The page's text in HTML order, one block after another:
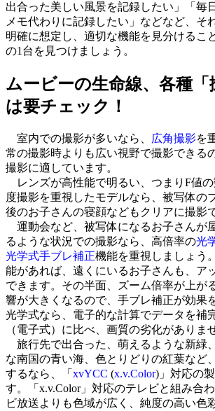
出合った美しい風景を記録したい」「毎
メモ代わりに記録したい」などなど、そ
明確に想定し、適切な機能を見分けるこ
の1台を見つけましょう。
ムービーの生命線、各種「
は要チェック！
室内での撮影が多いなら、 広角撮影を
常の撮影時よりも広い視野で撮影できる
撮影に適しています。
レンズが高性能で明るい、つまりF値
度撮影を重視したモデルなら、被写体の
後のお子さんの寝顔などもクリアに撮影
運動会など、被写体になるお子さんが
るような状況での撮影なら、高倍率の光
光学式手ブレ補正機能を重視しましょう
能があれば、遠くにいるお子さんも、ア
できます。その半面、ズーム倍率が上が
響が大きくなるので、手ブレ補正が効果
光学式なら、電子的な計算でデータを補
（電子式）に比べ、画質の劣化がありま
旅行先で出合った、萌えるような新緑
な南国の青い海、色とりどりの紅葉など
するなら、「 xvYCC (x.v.Color)」対応の
す。「x.v.Color」対応のテレビと組み合
ビ放送よりも色域が広く、純度の高い色